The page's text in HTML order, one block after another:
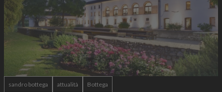
sandro bottega attualità Bottega